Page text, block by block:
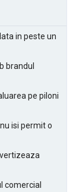
in peste un
brandul
pe piloni
isi permit o
comercial